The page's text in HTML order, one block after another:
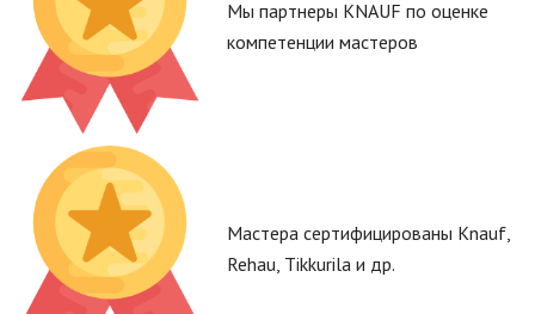
Мы партнеры KNAUF по оценке
компетенции мастеров
Мастера сертифицированы Knauf,
Rehau, Tikkurila и др.